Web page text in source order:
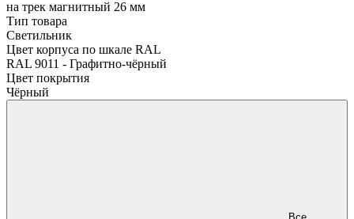
на трек магнитный 26 мм
Тип товара
Светильник
Цвет корпуса по шкале RAL
RAL 9011 - Графитно-чёрный
Цвет покрытия
Чёрный